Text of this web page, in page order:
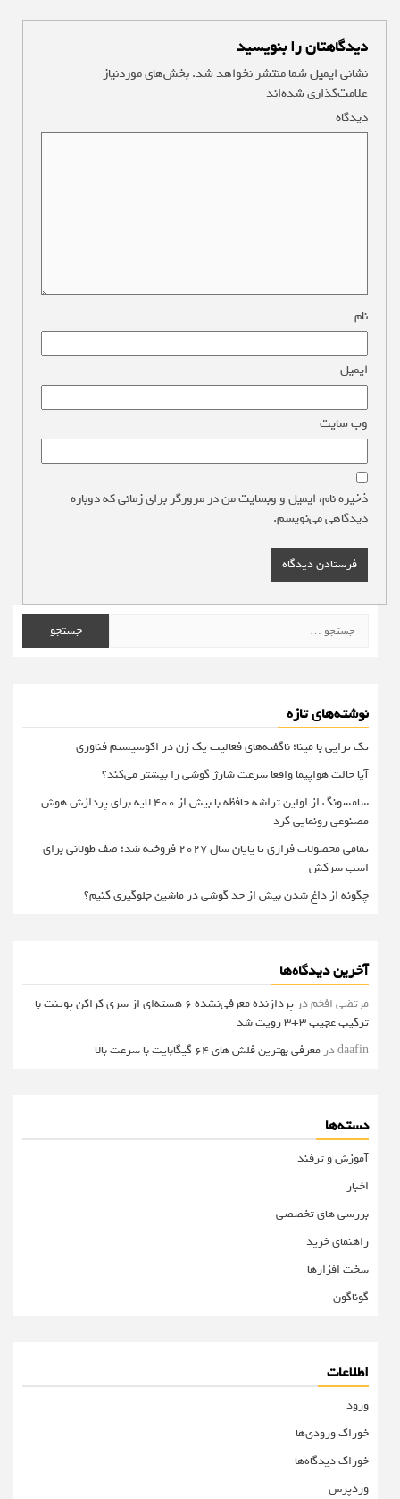
دیدگاهتان را بنویسید
نشانی ایمیل شما منتشر نخواهد شد.بخش‌های موردنیاز
علامت‌گذاری شده‌اند
دیدگاه
نام
ایمیل
وب‌ سایت
ذخیره نام، ایمیل و وبسایت من در مرورگر برای زمانی که دوباره
دیدگاهی می‌نویسم.
برای:
نوشته‌های تازه
تک تراپی با مینا؛ ناگفته‌های فعالیت یک زن در اکوسیستم فناوری
آیا حالت هواپیما واقعا سرعت شارژ گوشی را بیشتر می‌کند؟
سامسونگ از اولین تراشه حافظه با بیش از ۴۰۰ لایه برای پردازش هوش
مصنوعی رونمایی کرد
تمامی محصولات فراری تا پایان سال ۲۰۲۷ فروخته شد؛ صف طولانی برای
اسب سرکش
چگونه از داغ شدن بیش از حد گوشی در ماشین جلوگیری کنیم؟
آخرین دیدگاه‌ها
مرتضی افخمدر
پردازنده معرفی‌نشده 6 هسته‌ای از سری کراکن پوینت با
ترکیب عجیب 3+3 رویت شد
daafinدر معرفی بهترین فلش های 64 گیگابایت با سرعت بالا
دسته‌ها
آموزش و ترفند
اخبار
بررسی های تخصصی
راهنمای خرید
سخت افزارها
گوناگون
اطلاعات
ورود
خوراک ورودی‌ها
خوراک دیدگاه‌ها
وردپرس